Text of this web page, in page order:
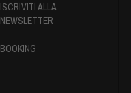
ISCRIVITI ALLA
NEWSLETTER
BOOKING